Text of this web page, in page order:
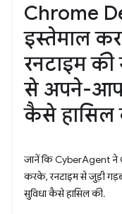
Chrome
इस्तेमाल
रनटाइम की
से अपने-आप
कैसे हासिल
जानें कि CyberAgent ने
करके, रनटाइम से जुड़ी
सुविधा कैसे हासिल की.